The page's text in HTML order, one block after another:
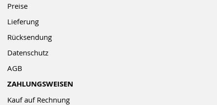
Preise
Lieferung
Rücksendung
Datenschutz
AGB
ZAHLUNGSWEISEN
Kauf auf Rechnung